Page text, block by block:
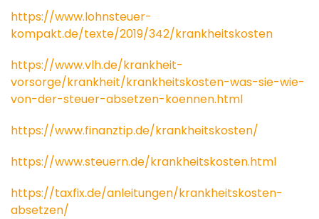
https://www.lohnsteuer-
kompakt.de/texte/2019/342/krankheitskosten
https://www.vlh.de/krankheit-
vorsorge/krankheit/krankheitskosten-was-sie-wie-
von-der-steuer-absetzen-koennen.html
https://www.finanztip.de/krankheitskosten/
https://www.steuern.de/krankheitskosten.html
https://taxfix.de/anleitungen/krankheitskosten-
absetzen/